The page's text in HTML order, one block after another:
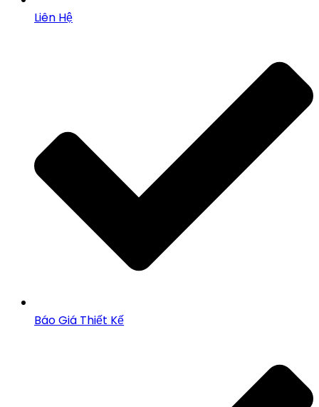
Liên Hệ
Báo Giá Thiết Kế